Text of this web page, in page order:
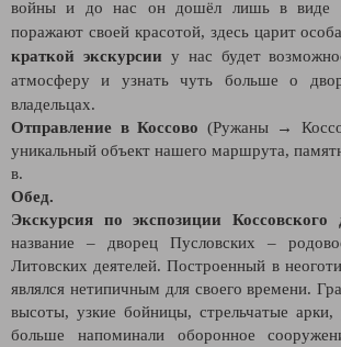
войны и до нас он дошёл лишь в виде
поражают своей красотой, здесь царит
краткой экскурсии у нас будет
атмосферу и узнать чуть больше о
владельцах.
Отправление в Коссово (Ружаны →
уникальный объект нашего маршрута,
в.
Обед.
Экскурсия по экспозиции Коссовского
название – дворец Пусловских –
Литовских деятелей. Построенный в
являлся нетипичным для своего времени.
высоты, узкие бойницы, стрельчатые арки,
больше напоминали оборонное